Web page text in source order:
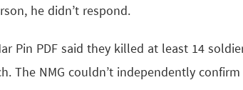
he didn’t respond.
Pin PDF said they killed at least 14
The NMG couldn’t independently